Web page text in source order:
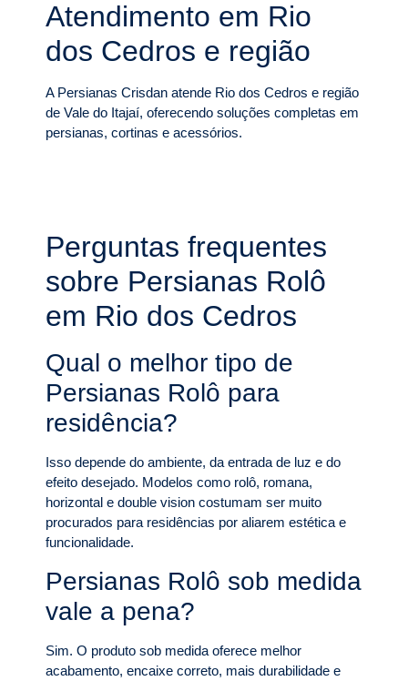
Atendimento em Rio
dos Cedros e região
A Persianas Crisdan atende Rio dos Cedros e região
de Vale do Itajaí, oferecendo soluções completas em
persianas, cortinas e acessórios.
Perguntas frequentes
sobre Persianas Rolô
em Rio dos Cedros
Qual o melhor tipo de
Persianas Rolô para
residência?
Isso depende do ambiente, da entrada de luz e do
efeito desejado. Modelos como rolô, romana,
horizontal e double vision costumam ser muito
procurados para residências por aliarem estética e
funcionalidade.
Persianas Rolô sob medida
vale a pena?
Sim. O produto sob medida oferece melhor
acabamento, encaixe correto, mais durabilidade e